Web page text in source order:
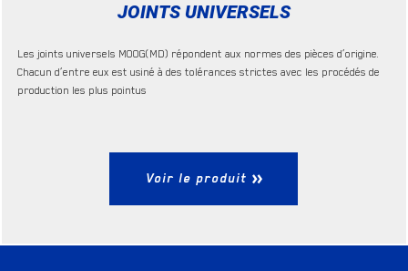
JOINTS UNIVERSELS
Les joints universels MOOG(MD) répondent aux normes des pièces d’origine.
Chacun d’entre eux est usiné à des tolérances strictes avec les procédés de
production les plus pointus
Voir le produit